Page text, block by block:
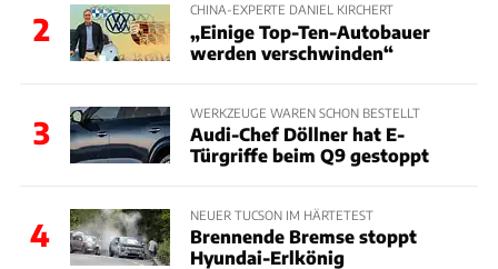
2
CHINA-EXPERTE DANIEL KIRCHERT
„Einige Top-Ten-Autobauer
werden verschwinden“
3
WERKZEUGE WAREN SCHON BESTELLT
Audi-Chef Döllner hat E-
Türgriffe beim Q9 gestoppt
4
NEUER TUCSON IM HÄRTETEST
Brennende Bremse stoppt
Hyundai-Erlkönig